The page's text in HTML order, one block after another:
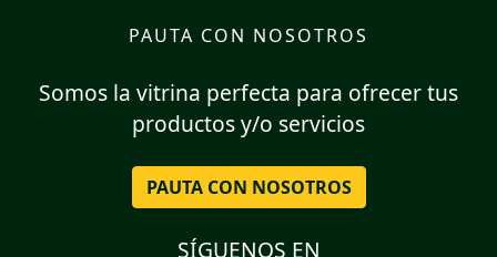
PAUTA CON NOSOTROS
Somos la vitrina perfecta para ofrecer tus
productos y/o servicios
PAUTA CON NOSOTROS
SÍGUENOS EN